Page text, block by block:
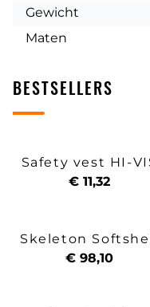
Gewicht
Maten
BESTSELLERS
Safety vest HI-
€ 11,32
Skeleton
€ 98,10